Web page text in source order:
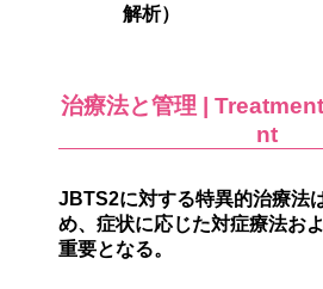
解析）
治療法と管理 |
nt
JBTS2に対する特異的治療法
め、症状に応じた対症療法お
重要となる。